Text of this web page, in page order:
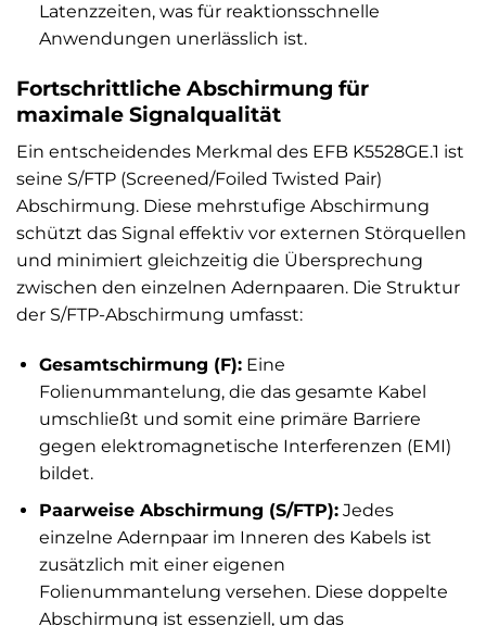
Latenzzeiten, was für reaktionsschnelle
Anwendungen unerlässlich ist.
Fortschrittliche Abschirmung für
maximale Signalqualität
Ein entscheidendes Merkmal des EFB K5528GE.1 ist
seine S/FTP (Screened/Foiled Twisted Pair)
Abschirmung. Diese mehrstufige Abschirmung
schützt das Signal effektiv vor externen Störquellen
und minimiert gleichzeitig die Übersprechung
zwischen den einzelnen Adernpaaren. Die Struktur
der S/FTP-Abschirmung umfasst:
Gesamtschirmung (F):Eine
Folienummantelung, die das gesamte Kabel
umschließt und somit eine primäre Barriere
gegen elektromagnetische Interferenzen (EMI)
bildet.
Paarweise Abschirmung (S/FTP):Jedes
einzelne Adernpaar im Inneren des Kabels ist
zusätzlich mit einer eigenen
Folienummantelung versehen. Diese doppelte
Abschirmung ist essenziell, um das